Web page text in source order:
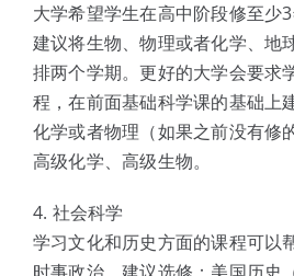
大学希望学生在高中阶段修至少
建议将生物、物理或者化学、地
排两个学期。更好的大学会要求
程，在前面基础科学课的基础上
化学或者物理（如果之前没有修
高级化学、高级生物。
4. 社会科学
学习文化和历史方面的课程可以